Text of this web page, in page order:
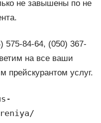
не завышены по не
575-84-64, (050) 367-
на все ваши
прейскурантом услуг.